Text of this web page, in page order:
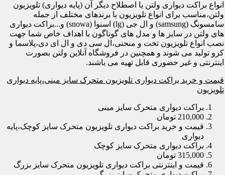
انواع براکت دیواری ولتن یا اصطلاح دیگر آن (پایه دیواری) تلویزیون
ولتن،مناسب برای انواع تلویزیون با برندهای مختلف از جمله
سامسونگ (samsung) و ال جی (lg) اسنوا (snowa) و...براکت دیواری
های ولتن در سایز ها و مدل های گوناگون با اهداف خاص شما جهت
نصب انواع تلویزیون تخت و منحنی،ال سی دی و ال ای دی،پلاسما و
کرو تولید می شوند و همچنین در فروشگاه آنلاین ولتن بصورت
اینترنتی و غیر حضوری قابل تهیه می باشند.
قیمت و خرید براکت دیواری تلویزیون متحرک سایز مینی،پایه دیواری
تلویزیون
براکت دیواری متحرک سایز مینی
210,000 تومان
قیمت و خرید براکت دیواری تلویزیون متحرک سایز کوچک،پایه
دیواری
براکت دیواری متحرک سایز کوچک
315,000 تومان
قیمت و اینترنتی براکت دیواری تلویزیون متحرک سایز بزرگ